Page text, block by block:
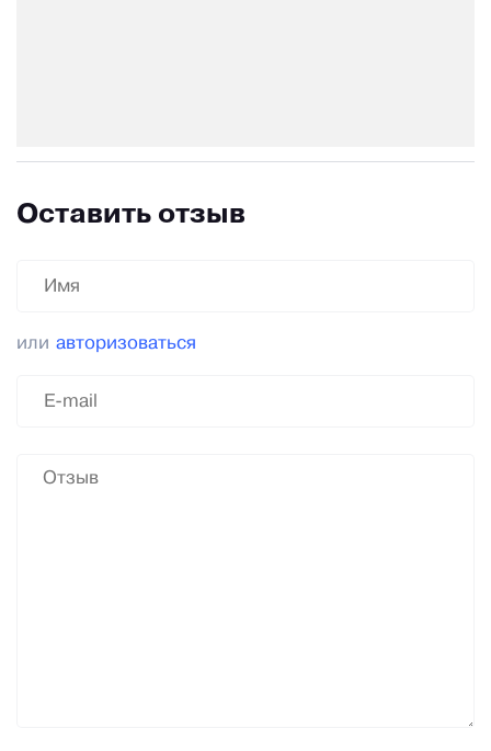
Оставить отзыв
или авторизоваться